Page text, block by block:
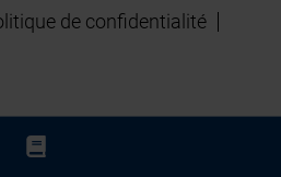
de confidentialité